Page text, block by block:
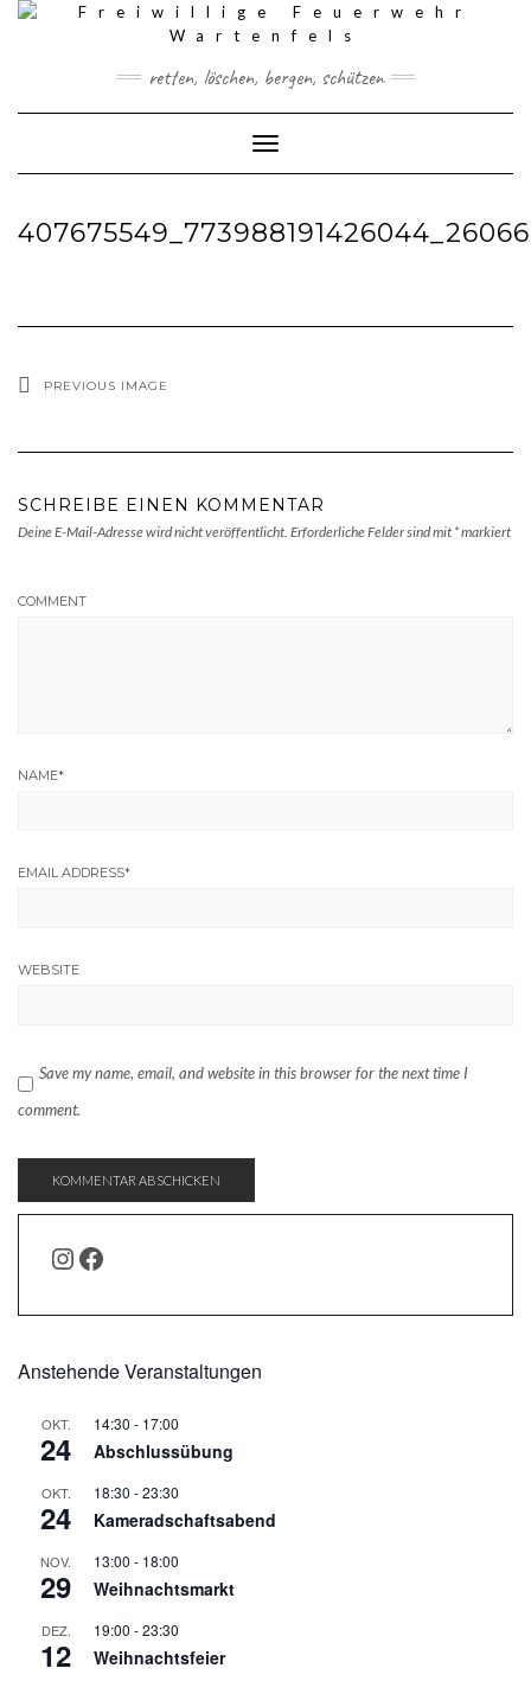
Skip
retten, löschen, bergen, schützen
Toggle Navigation
PREVIOUS IMAGE
SCHREIBE EINEN KOMMENTAR
Deine E-Mail-Adresse wird nicht veröffentlicht. Erforderliche Felder sind mit *markiert
COMMENT
NAME*
EMAIL ADDRESS*
WEBSITE
Save my name, email, and website in this browser for the next time I
comment.
INSTAGRAM
FACEBOOK
Anstehende Veranstaltungen
OKT.
24
14:30 - 17:00
Abschlussübung
OKT.
24
18:30 -23:30
Kameradschaftsabend
NOV.
29
13:00 - 18:00
Weihnachtsmarkt
DEZ.
12
19:00 -23:30
Weihnachtsfeier